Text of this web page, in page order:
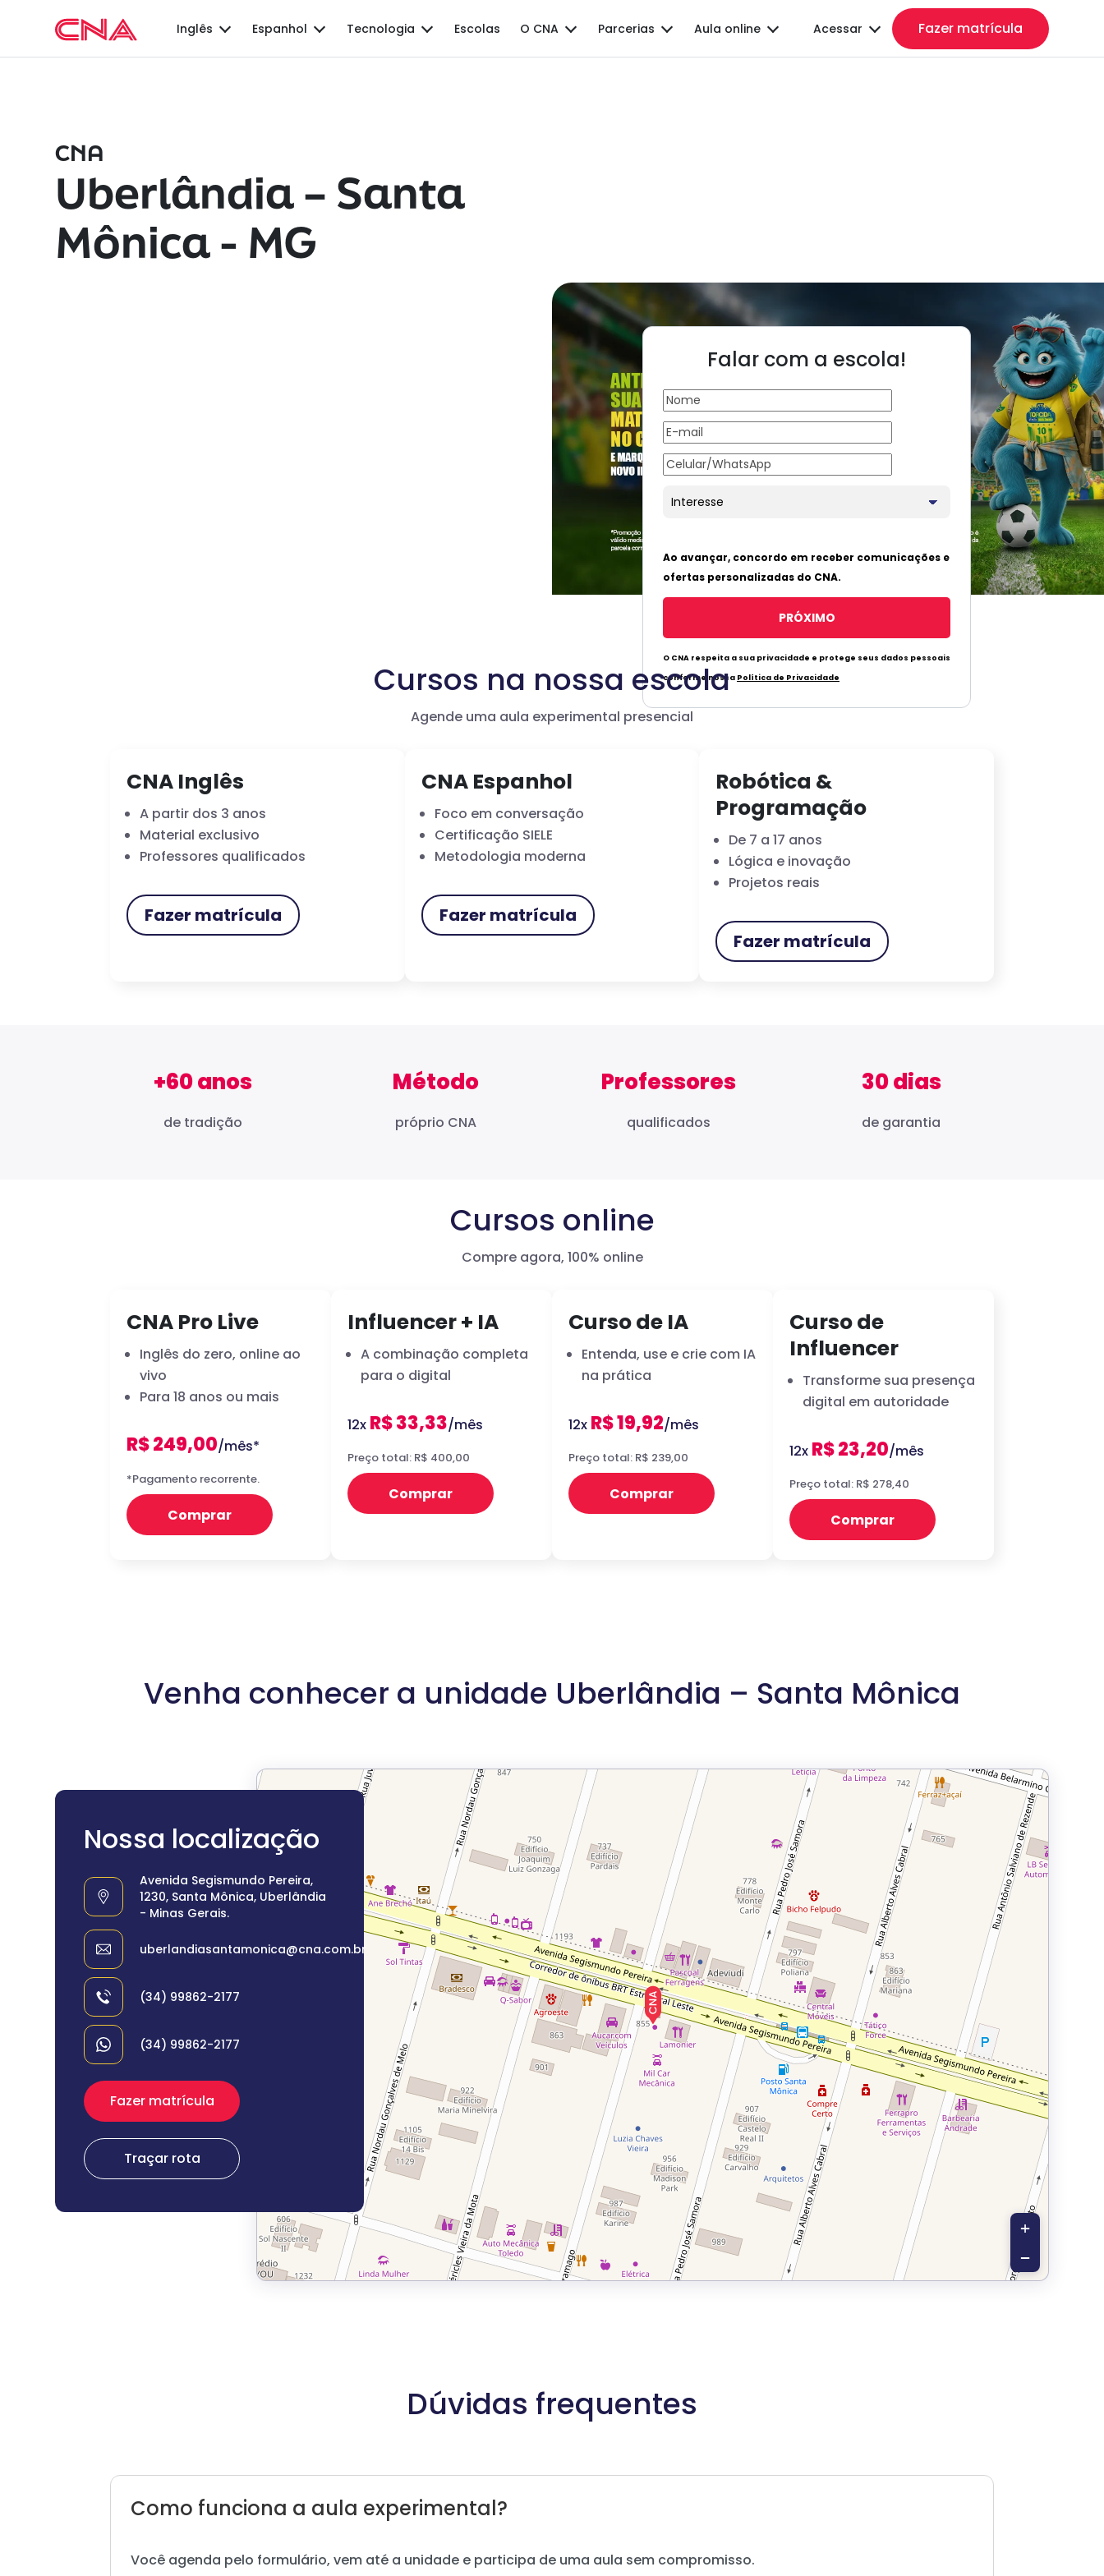
Inglês Espanhol Tecnologia Escolas O CNA Parcerias Aula online Acessar Fazer matrícula
CNA
Uberlândia – Santa
Mônica - MG
Falar com a escola!
Cursos na nossa escola
Agende uma aula experimental presencial
CNA Inglês
A partir dos 3 anos
Material exclusivo
Professores qualificados
Fazer matrícula
CNA Espanhol
Foco em conversação
Certificação SIELE
Metodologia moderna
Fazer matrícula
Robótica &
Programação
De 7 a 17 anos
Lógica e inovação
Projetos reais
Fazer matrícula
+60 anos
de tradição
Método
próprio CNA
Professores
qualificados
30 dias
de garantia
Cursos online
Compre agora, 100% online
CNA Pro Live
Inglês do zero, online ao
vivo
Para 18 anos ou mais
R$ 249,00/mês*
*Pagamento recorrente.
Comprar
Influencer + IA
A combinação completa
para o digital
12x R$ 33,33/mês
Preço total: R$ 400,00
Comprar
Curso de IA
Entenda, use e crie com IA
na prática
12x R$ 19,92/mês
Preço total: R$ 239,00
Comprar
Curso de
Influencer
Transforme sua presença
digital em autoridade
12x R$ 23,20/mês
Preço total: R$ 278,40
Comprar
Venha conhecer a unidade Uberlândia – Santa Mônica
Nossa localização
Avenida Segismundo Pereira,
1230, Santa Mônica, Uberlândia
- Minas Gerais.
uberlandiasantamonica@cna.com.br
(34) 99862-2177
(34) 99862-2177
Fazer matrícula
Traçar rota
+
−
Dúvidas frequentes
Como funciona a aula experimental?
Você agenda pelo formulário, vem até a unidade e participa de uma aula sem compromisso.